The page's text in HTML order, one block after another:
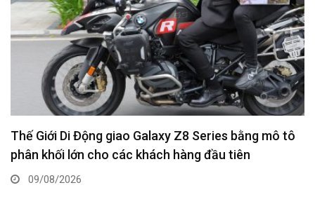
Thế Giới Di Động giao Galaxy Z8 Series bằng mô tô
phân khối lớn cho các khách hàng đầu tiên
09/08/2026